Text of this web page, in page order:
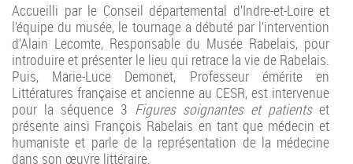
Accueilli par le Conseil départemental d’Indre-et-Loire et
l’équipe du musée, le tournage a débuté par l’intervention
d’Alain Lecomte, Responsable du Musée Rabelais, pour
introduire et présenter le lieu qui retrace la vie de Rabelais.
Puis, Marie-Luce Demonet, Professeur émérite en
Littératures française et ancienne au CESR, est intervenue
pour la séquence 3 Figures soignantes et patients et
présente ainsi François Rabelais en tant que médecin et
humaniste et parle de la représentation de la médecine
dans son œuvre littéraire.